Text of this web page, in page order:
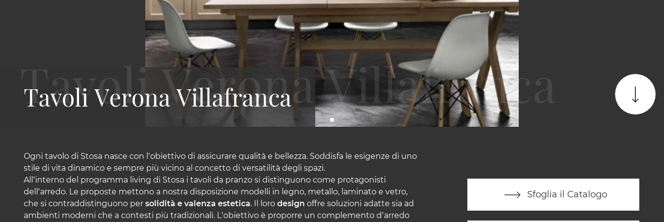
Tavoli Verona Villafranca
Ogni tavolo di Stosa nasce con l’obiettivo di assicurare qualità e bellezza. Soddisfa le esigenze di uno
stile di vita dinamico e sempre più vicino al concetto di versatilità degli spazi.
All’interno del programma living di Stosa i tavoli da pranzo si distinguono come protagonisti
dell’arredo. Le proposte mettono a nostra disposizione modelli in legno, metallo, laminato e vetro,
che si contraddistinguono per solidità e valenza estetica. Il loro design offre soluzioni adatte sia ad
ambienti moderni che a contesti più tradizionali. L’obiettivo è proporre un complemento d’arredo
Sfoglia il Catalogo